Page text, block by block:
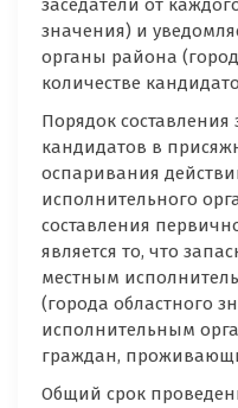
заседатели от
значения) и
органы района
количестве
Порядок составления
кандидатов в
оспаривания
исполнительного
составления
является то, что
местным
(города областного
исполнительным
граждан,
Общий срок